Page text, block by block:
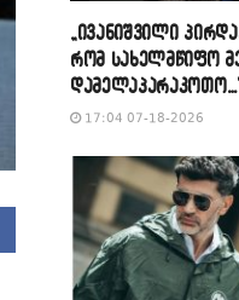
„ივანიშვილი
რომ სახელმწიფო
17:04 07-18-2026